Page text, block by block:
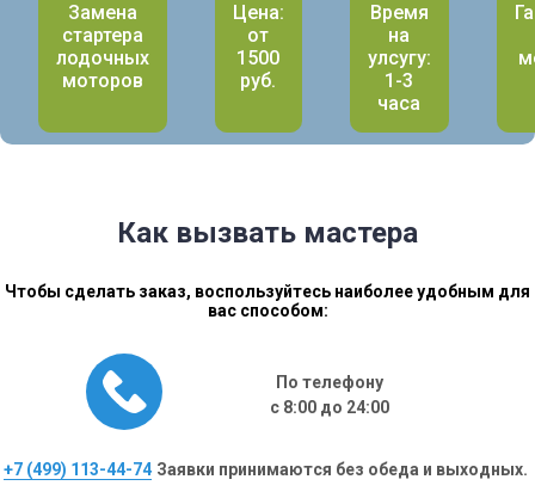
Замена
стартера
лодочных
моторов
Цена:
от
1500
руб.
Время
на
улсугу:
1-3
часа
Как вызвать мастера
Чтобы сделать заказ, воспользуйтесь наиболее удобным для
вас способом:
По телефону
с 8:00 до 24:00
+7 (499) 113-44-74 Заявки принимаются без обеда и выходных.